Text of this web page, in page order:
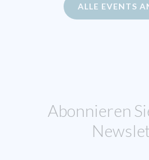
ALLE EVENTS
Abonnieren